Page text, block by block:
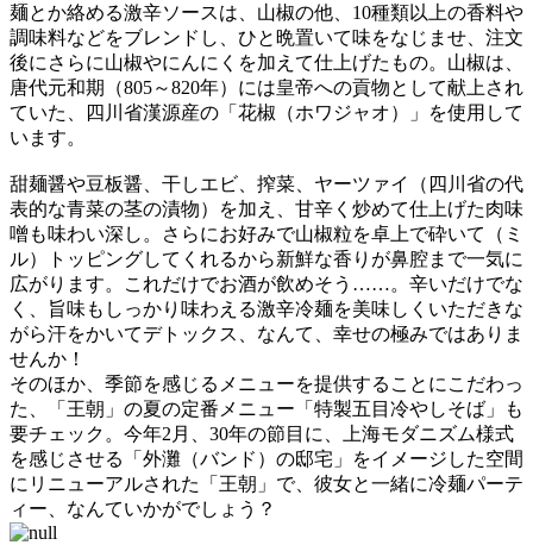
麺とか絡める激辛ソースは、山椒の他、10種類以上の香料や
調味料などをブレンドし、ひと晩置いて味をなじませ、注文
後にさらに山椒やにんにくを加えて仕上げたもの。山椒は、
唐代元和期（805～820年）には皇帝への貢物として献上され
ていた、四川省漢源産の「花椒（ホワジャオ）」を使用して
います。
甜麺醤や豆板醤、干しエビ、搾菜、ヤーツァイ（四川省の代
表的な青菜の茎の漬物）を加え、甘辛く炒めて仕上げた肉味
噌も味わい深し。さらにお好みで山椒粒を卓上で砕いて（ミ
ル）トッピングしてくれるから新鮮な香りが鼻腔まで一気に
広がります。これだけでお酒が飲めそう……。辛いだけでな
く、旨味もしっかり味わえる激辛冷麺を美味しくいただきな
がら汗をかいてデトックス、なんて、幸せの極みではありま
せんか！
そのほか、季節を感じるメニューを提供することにこだわっ
た、「王朝」の夏の定番メニュー「特製五目冷やしそば」も
要チェック。今年2月、30年の節目に、上海モダニズム様式
を感じさせる「外灘（バンド）の邸宅」をイメージした空間
にリニューアルされた「王朝」で、彼女と一緒に冷麺パーテ
ィー、なんていかがでしょう？